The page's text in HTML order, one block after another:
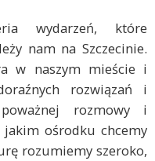
wydarzeń, które
nam na Szczecinie.
w naszym mieście i
rozwiązań i
rozmowy i
ośrodku chcemy
rozumiemy szeroko,